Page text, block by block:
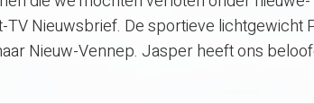
Nieuwsbrief. De sportieve lichtgewicht
Nieuw-Vennep. Jasper heeft ons